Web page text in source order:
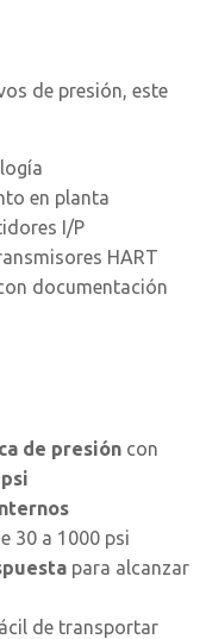
de presión, este
en planta
I/P
HART
documentación
de presión con
30 a 1000 psi
para alcanzar
de transportar